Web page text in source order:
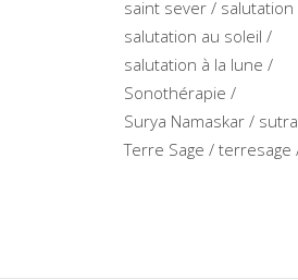
saint sever
salutation
salutation au soleil
salutation à la lune
Sonothérapie
Surya Namaskar
sutra
Terre Sage
terresage